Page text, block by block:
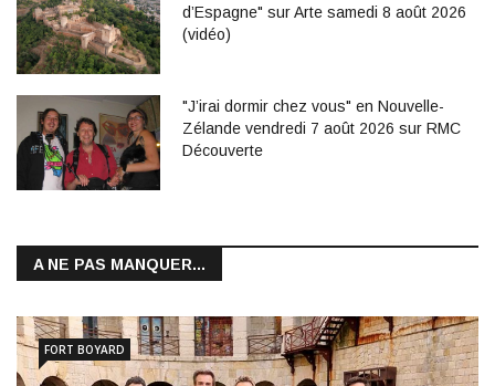
d’Espagne" sur Arte samedi 8 août 2026
(vidéo)
"J’irai dormir chez vous" en Nouvelle-
Zélande vendredi 7 août 2026 sur RMC
Découverte
A NE PAS MANQUER...
FORT BOYARD